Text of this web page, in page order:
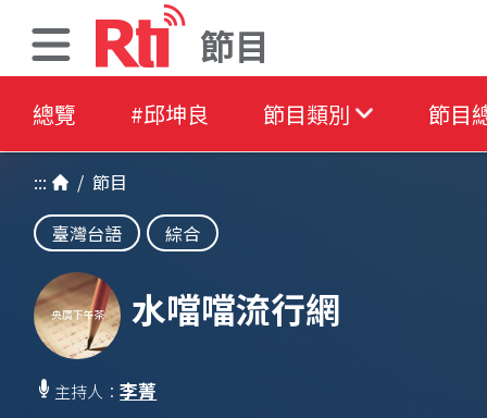
節目
總覽 #邱坤良 節目類別 節目
::: / 節目
臺灣台語
綜合
水噹噹流行網
主持人：李菁